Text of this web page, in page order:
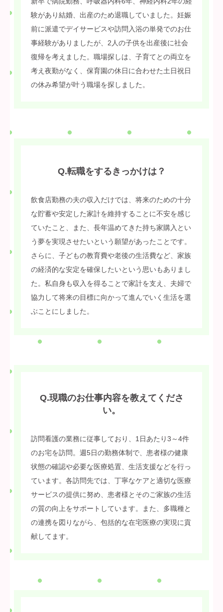
験があり結婚、出産のため退職していました。妊娠
前に派遣でデイサービスや訪問入浴の単発でのお仕
事経験がありましたが、2人の子供を出産後に社会
復帰を考えました。職場探しは、子育てとの両立を
考え夜勤がなく、保育園の休日に合わせた土日祝日
の休み希望が叶う職場を探しました。
Q.転職をするきっかけは？
飲食店勤務の夫の収入だけでは、将来のための十分
な貯蓄や安定した家計を維持することに不安を感じ
ていたこと、また、長年温めてきた持ち家購入とい
う夢を実現させたいという願望があったことです。
さらに、子どもの教育費や老後の生活費など、家族
の経済的な安定を確保したいという思いもありまし
た。私自身も収入を得ることで家計を支え、夫婦で
協力して将来の目標に向かって進んでいく生活を選
ぶことにしました。
Q.現職のお仕事内容を教えてくださ
い。
訪問看護の業務に従事しており、1日あたり3～4件
のお宅を訪問。週5日の勤務体制で、患者様の健康
状態の確認や必要な医療処置、生活支援などを行っ
ています。各訪問先では、丁寧なケアと適切な医療
サービスの提供に努め、患者様とそのご家族の生活
の質の向上をサポートしています。また、多職種と
の連携を図りながら、包括的な在宅医療の実現に貢
献してます。